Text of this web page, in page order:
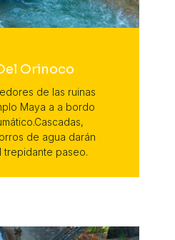
Orinoco
de las ruinas
Maya a a bordo
de agua darán
paseo.